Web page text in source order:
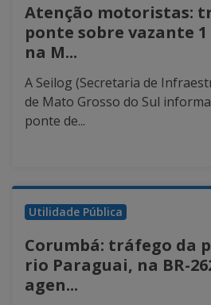
Atenção motoristas:
ponte sobre vazante
na M...
A Seilog (Secretaria de
de Mato Grosso do Sul
ponte de...
Utilidade Pública
Corumbá: tráfego da
rio Paraguai, na BR-
agen...